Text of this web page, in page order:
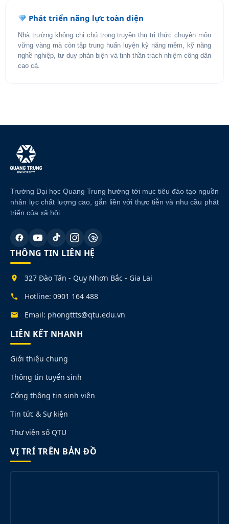
Phát triển năng lực toàn diện
Nhà trường không chỉ chú trọng truyền thụ tri thức chuyên môn
vững vàng mà còn tập trung huấn luyện kỹ năng mềm, kỹ năng
nghề nghiệp, tư duy phản biện và tinh thần trách nhiệm công dân
cao cả.
Trường Đại học Quang Trung hướng tới mục tiêu đào tạo nguồn
nhân lực chất lượng cao, gắn liền với thực tiễn và nhu cầu phát
triển của xã hội.
THÔNG TIN LIÊN HỆ
327 Đào Tấn - Quy Nhơn Bắc - Gia Lai
Hotline: 0901 164 488
Email: phongttts@qtu.edu.vn
LIÊN KẾT NHANH
Giới thiệu chung
Thông tin tuyển sinh
Cổng thông tin sinh viên
Tin tức & Sự kiện
Thư viện số QTU
VỊ TRÍ TRÊN BẢN ĐỒ